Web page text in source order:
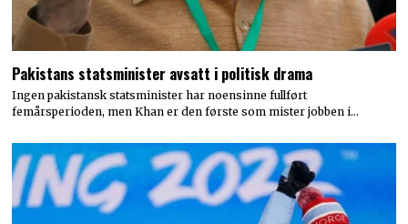
Pakistans statsminister avsatt i politisk drama
Ingen pakistansk statsminister har noensinne fullført
femårsperioden, men Khan er den første som mister jobben i…